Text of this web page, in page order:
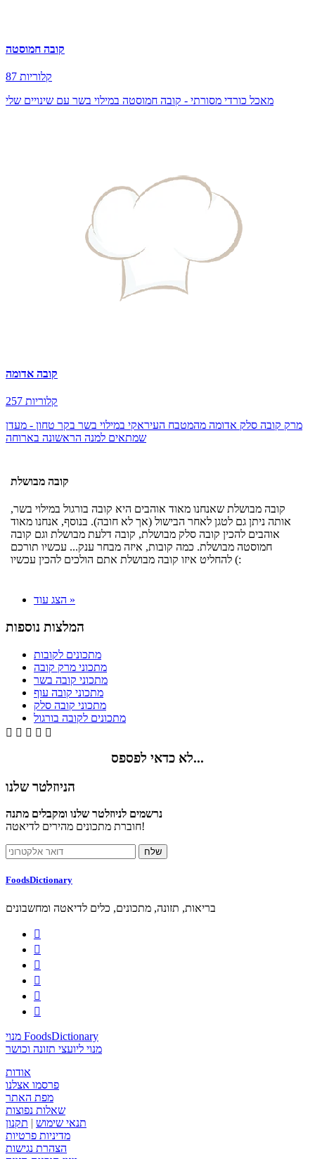
קובה חמוסטה
87 קלוריות
מאכל כורדי מסורתי - קובה חמוסטה במילוי בשר עם שינויים שלי
קובה אדומה
257 קלוריות
מרק קובה סלק אדומה מהמטבח העיראקי במילוי בשר בקר טחון - מעדן
שמתאים למנה הראשונה בארוחה
קובה מבושלת
קובה מבושלת שאנחנו מאוד אוהבים היא קובה בורגול במילוי בשר,
אותה ניתן גם לטגן לאחר הבישול (אך לא חובה). בנוסף, אנחנו מאוד
אוהבים להכין קובה סלק מבושלת, קובה דלעת מבושלת וגם קובה
חמוסטה מבושלת. כמה קובות, איזה מבחר ענק... עכשיו תורכם
להחליט איזו קובה מבושלת אתם הולכים להכין עכשיו (:
הצג עוד »
המלצות נוספות
מתכונים לקובות
מתכוני מרק קובה
מתכוני קובה בשר
מתכוני קובה עוף
מתכוני קובה סלק
מתכונים לקובה בורגול
    
לא כדאי לפספס...
הניוזלטר שלנו
נרשמים לניוזלטר שלנו ומקבלים מתנה
חוברת מתכונים מהירים לדיאטה!
FoodsDictionary
בריאות, תזונה, מתכונים, כלים לדיאטה ומחשבונים






מנוי FoodsDictionary
מנוי ליועצי תזונה וכושר
אודות
פרסמו אצלנו
מפת האתר
שאלות נפוצות
תנאי שימוש | תקנון
מדיניות פרטיות
הצהרת נגישות